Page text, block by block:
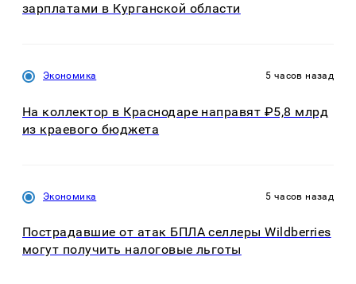
зарплатами в Курганской области
Экономика 5 часов назад
На коллектор в Краснодаре направят ₽5,8 млрд
из краевого бюджета
Экономика 5 часов назад
Пострадавшие от атак БПЛА селлеры Wildberries
могут получить налоговые льготы